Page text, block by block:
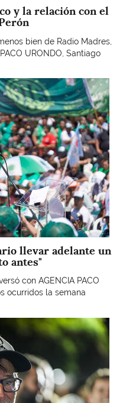
y la relación con el
bien de Radio Madres,
URONDO, Santiago
llevar adelante un
antes"
con AGENCIA PACO
ocurridos la semana